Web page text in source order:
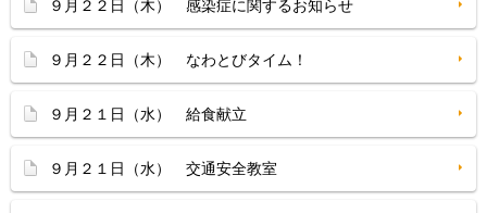
９月２２日（木） 感染症に関するお知らせ
９月２２日（木） なわとびタイム！
９月２１日（水） 給食献立
９月２１日（水） 交通安全教室